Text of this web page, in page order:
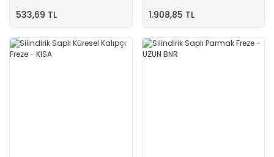
533,69 TL 1.908,85 TL